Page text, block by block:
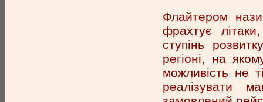
Флайтером
фрахтує
ступінь
регіоні, на
можливість не
реалізувати